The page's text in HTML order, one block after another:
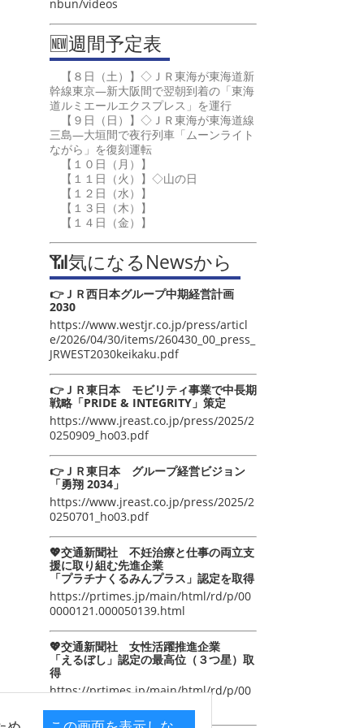
nbun/videos
🆕週間予定表
【８日（土）】◇ＪＲ東海が東海道新
幹線東京―新大阪間で翌朝到着の「東海
道ルミエールエクスプレス」を運行
【９日（日）】◇ＪＲ東海が東海道線
三島―大垣間で夜行列車「ムーンライト
ながら」を復刻運転
【１０日（月）】
【１１日（火）】◇山の日
【１２日（水）】
【１３日（木）】
【１４日（金）】
📶気になるNewsから
👉ＪＲ西日本グループ中期経営計画
2030
https://www.westjr.co.jp/press/articl
e/2026/04/30/items/260430_00_press_
JRWEST2030keikaku.pdf
👉ＪＲ東日本 モビリティ事業で中長期
戦略「PRIDE & INTEGRITY」策定
https://www.jreast.co.jp/press/2025/2
0250909_ho03.pdf
👉ＪＲ東日本 グループ経営ビジョン
「勇翔 2034」
https://www.jreast.co.jp/press/2025/2
0250701_ho03.pdf
💖交通新聞社 不妊治療と仕事の両立支
援に取り組む先進企業
「プラチナくるみんプラス」認定を取得
https://prtimes.jp/main/html/rd/p/00
0000121.000050139.html
💖交通新聞社 女性活躍推進企業
「えるぼし」認定の最高位（３つ星）取
得
https://prtimes.jp/main/html/rd/p/00